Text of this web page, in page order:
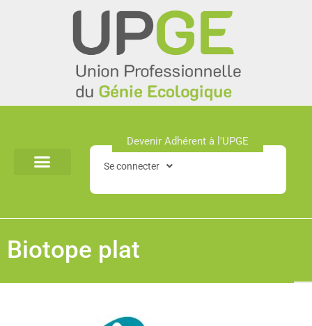
Devenir Adhérent à l'UPGE​
Se connecter
Biotope plat